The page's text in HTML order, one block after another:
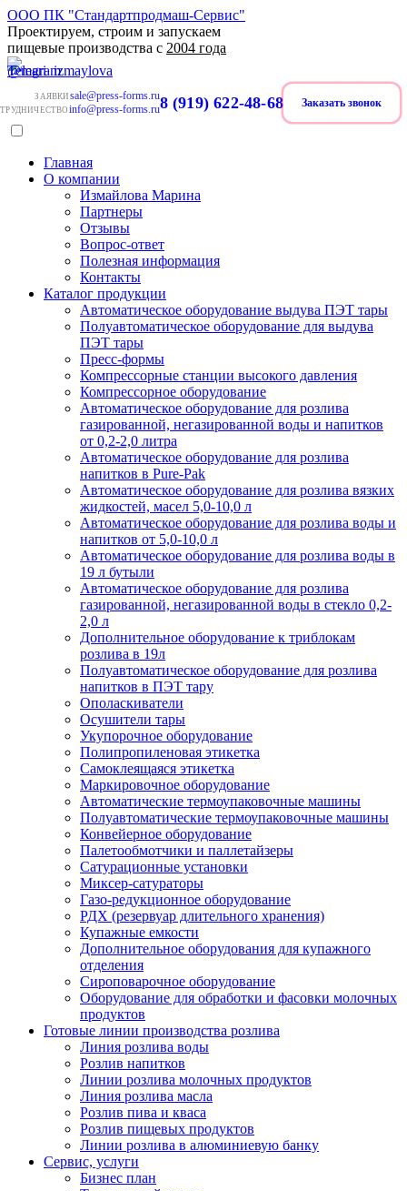
ООО ПК "Стандартпродмаш-Сервис"
Проектируем, строим и запускаем
пищевые производства с 2004 года
ЗАЯВКИ sale@press-forms.ru
info@press-forms.ru8 (919) 622-48-68 Заказать звонок
Главная
О компании
Измайлова Марина
Партнеры
Отзывы
Вопрос-ответ
Полезная информация
Контакты
Каталог продукции
Автоматическое оборудование выдува ПЭТ тары
Полуавтоматическое оборудование для выдува
ПЭТ тары
Пресс-формы
Компрессорные станции высокого давления
Компрессорное оборудование
Автоматическое оборудование для розлива
газированной, негазированной воды и напитков
от 0,2-2,0 литра
Автоматическое оборудование для розлива
напитков в Pure-Pak
Автоматическое оборудование для розлива вязких
жидкостей, масел 5,0-10,0 л
Автоматическое оборудование для розлива воды и
напитков от 5,0-10,0 л
Автоматическое оборудование для розлива воды в
19 л бутыли
Автоматическое оборудование для розлива
газированной, негазированной воды в стекло 0,2-
2,0 л
Дополнительное оборудование к триблокам
розлива в 19л
Полуавтоматическое оборудование для розлива
напитков в ПЭТ тару
Ополаскиватели
Осушители тары
Укупорочное оборудование
Полипропиленовая этикетка
Самоклеящаяся этикетка
Маркировочное оборудование
Автоматические термоупаковочные машины
Полуавтоматические термоупаковочные машины
Конвейерное оборудование
Палетообмотчики и паллетайзеры
Сатурационные установки
Миксер-сатураторы
Газо-редукционное оборудование
РДХ (резервуар длительного хранения)
Купажные емкости
Дополнительное оборудования для купажного
отделения
Сироповарочное оборудование
Оборудование для обработки и фасовки молочных
продуктов
Готовые линии производства розлива
Линия розлива воды
Розлив напитков
Линии розлива молочных продуктов
Линия розлива масла
Розлив пива и кваса
Розлив пищевых продуктов
Линии розлива в алюминиевую банку
Сервис, услуги
Бизнес план